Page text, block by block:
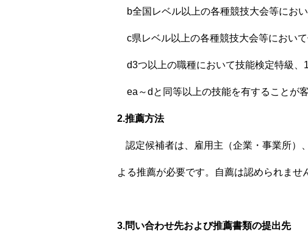
b全国レベル以上の各種競技大会等にお
c県レベル以上の各種競技大会等におい
d3つ以上の職種において技能検定特級、
ea～dと同等以上の技能を有することが
2.推薦方法
認定候補者は、雇用主（企業・事業所）
よる推薦が必要です。自薦は認められませ
3.問い合わせ先および推薦書類の提出先